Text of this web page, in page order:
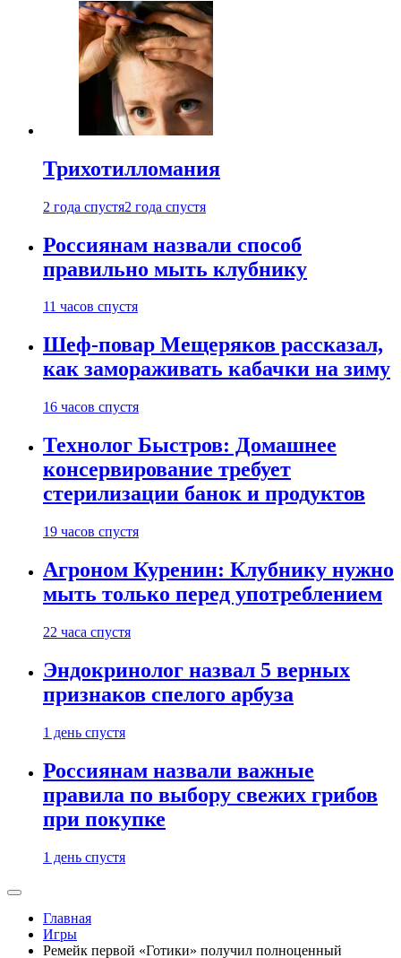
Трихотилломания
2 года спустя2 года спустя
Россиянам назвали способ
правильно мыть клубнику
11 часов спустя
Шеф-повар Мещеряков рассказал,
как замораживать кабачки на зиму
16 часов спустя
Технолог Быстров: Домашнее
консервирование требует
стерилизации банок и продуктов
19 часов спустя
Агроном Куренин: Клубнику нужно
мыть только перед употреблением
22 часа спустя
Эндокринолог назвал 5 верных
признаков спелого арбуза
1 день спустя
Россиянам назвали важные
правила по выбору свежих грибов
при покупке
1 день спустя
Главная
Игры
Ремейк первой «Готики» получил полноценный